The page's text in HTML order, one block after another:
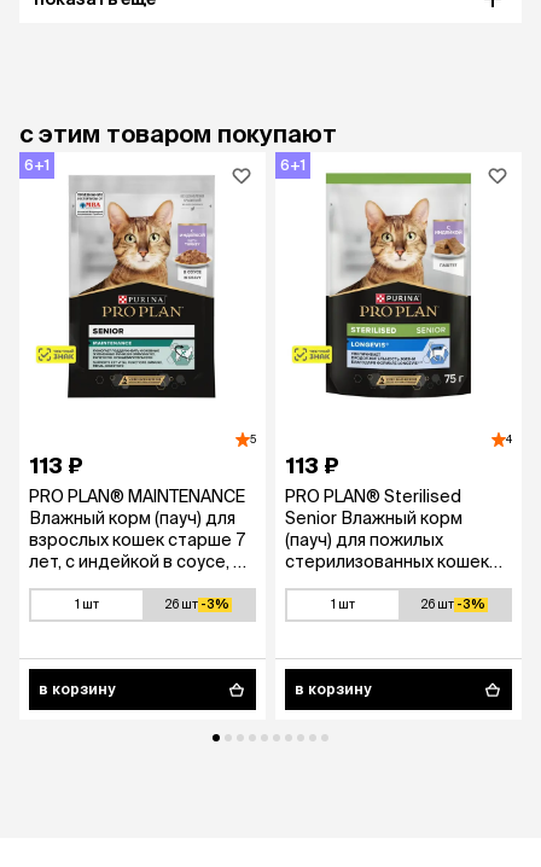
с этим товаром покупают
6+1
5
113 ₽
PRO PLAN® MAINTENANCE
Влажный корм (пауч) для
взрослых кошек старше 7
лет, с индейкой в соусе, 85
1 шт 26 шт -3%
в корзину
6+1
4
113 ₽
PRO PLAN® Sterilised
Senior Влажный корм
(пауч) для пожилых
стерилизованных кошек
индейкой, 75 гр.
1 шт 26 шт -3%
в корзину